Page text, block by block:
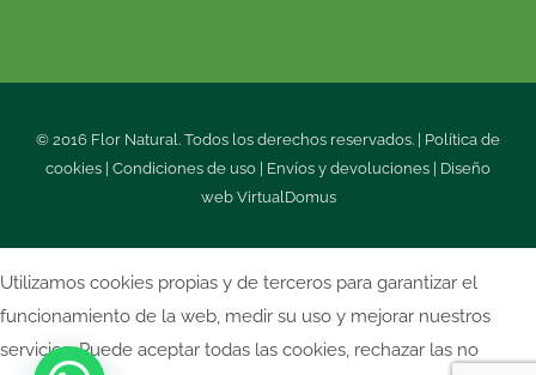
© 2016 Flor Natural. Todos los derechos reservados. | Política de
cookies Condiciones de uso Envíos y devoluciones
Diseño
web VirtualDomus
Utilizamos cookies propias y de terceros para garantizar el
funcionamiento de la web, medir su uso y mejorar nuestros
servicios. Puede aceptar todas las cookies, rechazar las no